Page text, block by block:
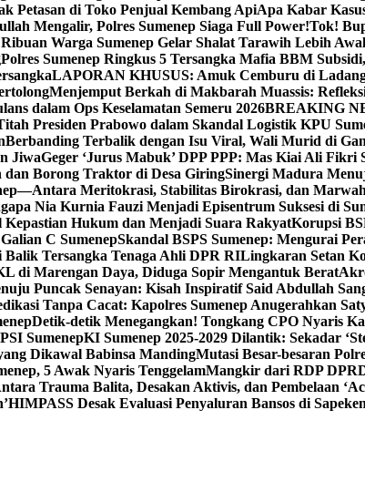
Petasan di Toko Penjual Kembang ApiApa Kabar
Mengalir, Polres Sumenep Siaga Full Power!Tok!
Warga Sumenep Gelar Shalat Tarawih Lebih
Polres Sumenep Ringkus 5 Tersangka Mafia BBM
LAPORAN KHUSUS: Amuk Cemburu di
Menjemput Berkah di Makbarah Muassis:
dalam Ops Keselamatan Semeru 2026BREAKING
Presiden Prabowo dalam Skandal Logistik KPU
Berbanding Terbalik dengan Isu Viral, Wali Murid di
JiwaGeger ‘Jurus Mabuk’ DPP PPP: Mas Kiai Ali
dan Borong Traktor di Desa GiringSinergi Madura
Meritokrasi, Stabilitas Birokrasi, dan
Nia Kurnia Fauzi Menjadi Episentrum Suksesi di
Hukum dan Menjadi Suara RakyatKorupsi
C SumenepSkandal BSPS Sumenep: Mengurai
Balik Tersangka Tenaga Ahli DPR RILingkaran Setan
di Marengan Daya, Diduga Sopir Mengantuk Berat
Puncak Senayan: Kisah Inspiratif Said Abdullah
Tanpa Cacat: Kapolres Sumenep Anugerahkan
Detik-detik Menegangkan! Tongkang CPO Nyaris
SumenepKI Sumenep 2025-2029 Dilantik: Sekadar
Dikawal Babinsa MandingMutasi Besar-besaran
5 Awak Nyaris TenggelamMangkir dari RDP
Trauma Balita, Desakan Aktivis, dan Pembelaan
HIMPASS Desak Evaluasi Penyaluran Bansos di